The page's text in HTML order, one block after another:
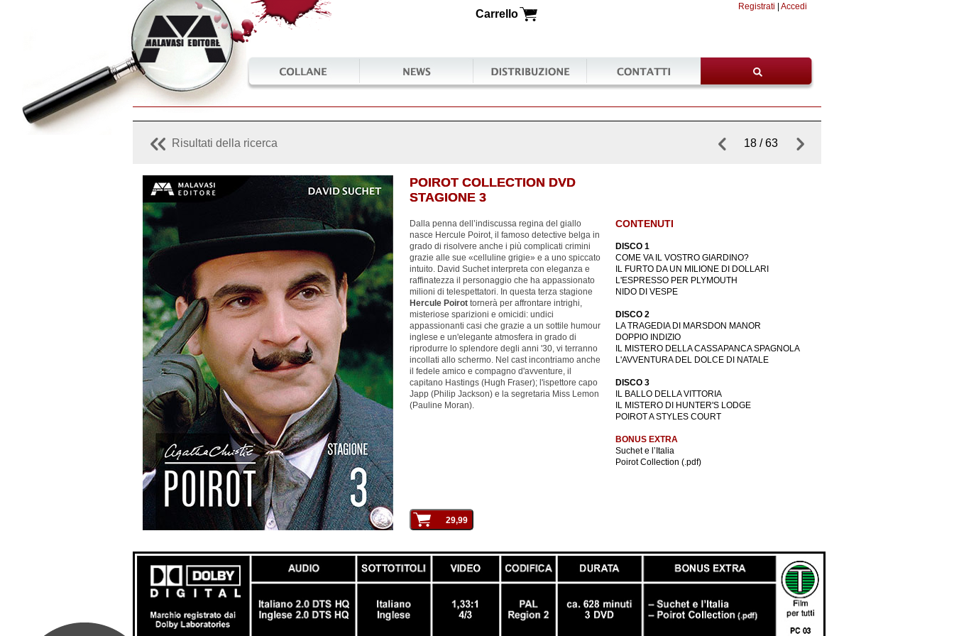
Carrello
Registrati Accedi
Risultati della ricerca 18 / 63
POIROT COLLECTION DVD
STAGIONE 3
POIROT COLLECTION DVD
STAGIONE 3
Dalla penna dell’indiscussa regina del giallo
nasce Hercule Poirot, il famoso detective belga in
grado di risolvere anche i più complicati crimini
grazie alle sue «celluline grigie» e a uno spiccato
intuito. David Suchet interpreta con eleganza e
raffinatezza il personaggio che ha appassionato
milioni di telespettatori. In questa terza stagione
Hercule Poirot tornerà per affrontare intrighi,
misteriose sparizioni e omicidi: undici
appassionanti casi che grazie a un sottile humour
inglese e un'elegante atmosfera in grado di
riprodurre lo splendore degli anni '30, vi terranno
incollati allo schermo. Nel cast incontriamo anche
il fedele amico e compagno d'avventure, il
capitano Hastings (Hugh Fraser); l'ispettore capo
Japp (Philip Jackson) e la segretaria Miss Lemon
(Pauline Moran).
CONTENUTI
DISCO 1
COME VA IL VOSTRO GIARDINO?
IL FURTO DA UN MILIONE DI DOLLARI
L'ESPRESSO PER PLYMOUTH
NIDO DI VESPE
DISCO 2
LA TRAGEDIA DI MARSDON MANOR
DOPPIO INDIZIO
IL MISTERO DELLA CASSAPANCA SPAGNOLA
L'AVVENTURA DEL DOLCE DI NATALE
DISCO 3
IL BALLO DELLA VITTORIA
IL MISTERO DI HUNTER'S LODGE
POIROT A STYLES COURT
BONUS EXTRA
Suchet e l’Italia
Poirot Collection (.pdf)